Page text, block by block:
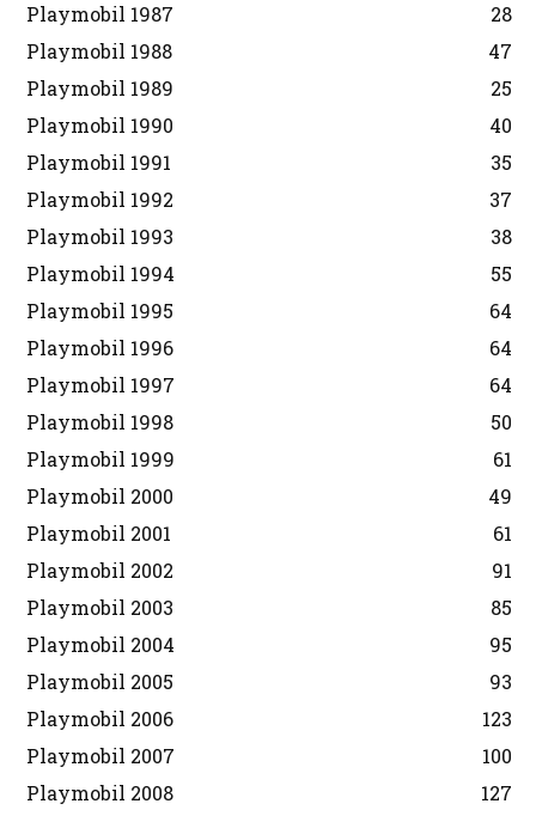
Playmobil 1987
28
Playmobil 1988
47
Playmobil 1989
25
Playmobil 1990
40
Playmobil 1991
35
Playmobil 1992
37
Playmobil 1993
38
Playmobil 1994
55
Playmobil 1995
64
Playmobil 1996
64
Playmobil 1997
64
Playmobil 1998
50
Playmobil 1999
61
Playmobil 2000
49
Playmobil 2001
61
Playmobil 2002
91
Playmobil 2003
85
Playmobil 2004
95
Playmobil 2005
93
Playmobil 2006
123
Playmobil 2007
100
Playmobil 2008
127